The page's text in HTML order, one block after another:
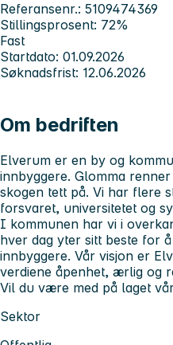
Referansenr.: 5109474369
Stillingsprosent: 72%
Fast
Startdato: 01.09.2026
Søknadsfrist: 12.06.2026
Om bedriften
Elverum er en by og
innbyggere. Glomma
skogen tett på. Vi har flere
forsvaret, universitetet og
I kommunen har vi i
hver dag yter sitt beste for
innbyggere. Vår visjon er
verdiene åpenhet, ærlig og
Vil du være med på laget
Sektor